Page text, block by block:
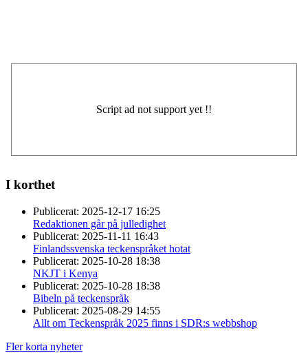
I korthet
Publicerat: 2025-12-17 16:25
Redaktionen går på julledighet
Publicerat: 2025-11-11 16:43
Finlandssvenska teckenspråket hotat
Publicerat: 2025-10-28 18:38
NKJT i Kenya
Publicerat: 2025-10-28 18:38
Bibeln på teckenspråk
Publicerat: 2025-08-29 14:55
Allt om Teckenspråk 2025 finns i SDR:s webbshop
Fler korta nyheter